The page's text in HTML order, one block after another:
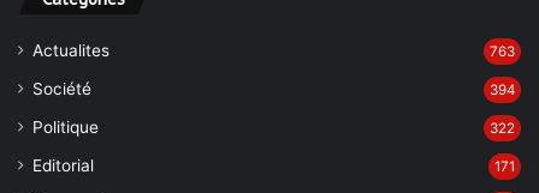
Actualites 763
Société 394
Politique 322
Editorial 171